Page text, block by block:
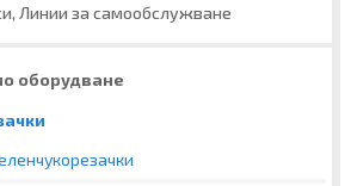
Линии за самообслужване
оборудване